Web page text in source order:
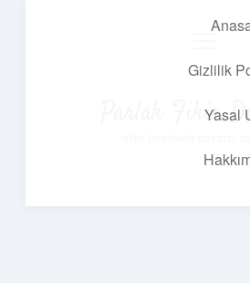
Gizlilik
Yasal
Parlak Fikir